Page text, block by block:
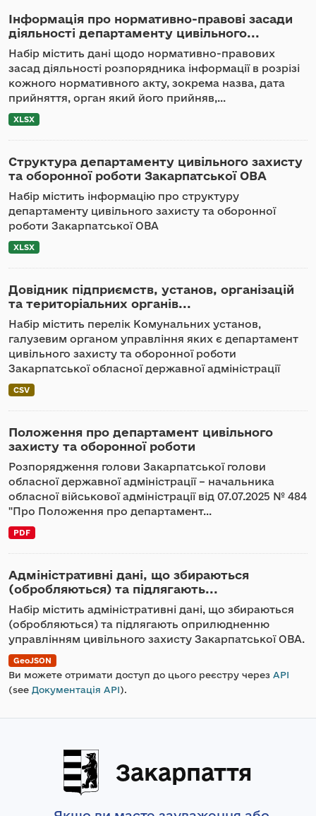
Інформація про нормативно-правові засади
діяльності департаменту цивільного...
Набір містить дані щодо нормативно-правових
засад діяльності розпорядника інформації в розрізі
кожного нормативного акту, зокрема назва, дата
прийняття, орган який його прийняв,...
XLSX
Структура департаменту цивільного захисту
та оборонної роботи Закарпатської ОВА
Набір містить інформацію про структуру
департаменту цивільного захисту та оборонної
роботи Закарпатської ОВА
XLSX
Довідник підприємств, установ, організацій
та територіальних органів...
Набір містить перелік Комунальних установ,
галузевим органом управління яких є департамент
цивільного захисту та оборонної роботи
Закарпатської обласної державної адміністрації
CSV
Положення про департамент цивільного
захисту та оборонної роботи
Розпорядження голови Закарпатської голови
обласної державної адміністрації – начальника
обласної військової адміністрації від 07.07.2025 № 484
"Про Положення про департамент...
PDF
Адміністративні дані, що збираються
(обробляються) та підлягають...
Набір містить адміністративні дані, що збираються
(обробляються) та підлягають оприлюдненню
управлінням цивільного захисту Закарпатської ОВА.
GeoJSON
Ви можете отримати доступ до цього реєстру через API
(see Документація API).
Закарпаття